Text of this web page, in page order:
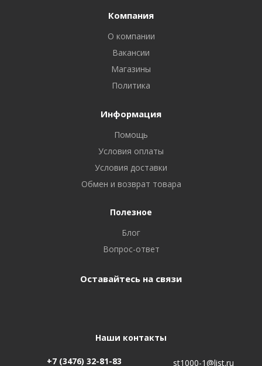
Компания
О компании
Вакансии
Магазины
Политика
Информация
Помощь
Условия оплаты
Условия доставки
Обмен и возврат товара
Полезное
Блог
Вопрос-ответ
Оставайтесь на связи
Наши контакты
+7 (3476) 32-81-83 st1000-1@list.ru